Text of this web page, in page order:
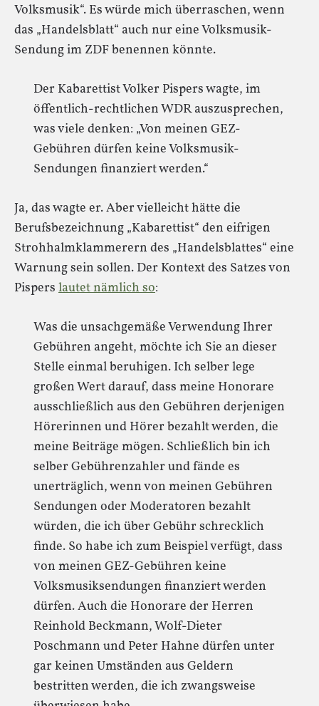
Volksmusik“. Es würde mich überraschen, wenn
das „Handelsblatt“ auch nur eine Volksmusik-
Sendung im ZDF benennen könnte.
Der Kabarettist Volker Pispers wagte, im
öffentlich-rechtlichen WDR auszusprechen,
was viele denken: „Von meinen GEZ-
Gebühren dürfen keine Volksmusik-
Sendungen finanziert werden.“
Ja, das wagte er. Aber vielleicht hätte die
Berufsbezeichnung „Kabarettist“ den eifrigen
Strohhalmklammerern des „Handelsblattes“ eine
Warnung sein sollen. Der Kontext des Satzes von
Pispers lautet nämlich so:
Was die unsachgemäße Verwendung Ihrer
Gebühren angeht, möchte ich Sie an dieser
Stelle einmal beruhigen. Ich selber lege
großen Wert darauf, dass meine Honorare
ausschließlich aus den Gebühren derjenigen
Hörerinnen und Hörer bezahlt werden, die
meine Beiträge mögen. Schließlich bin ich
selber Gebührenzahler und fände es
unerträglich, wenn von meinen Gebühren
Sendungen oder Moderatoren bezahlt
würden, die ich über Gebühr schrecklich
finde. So habe ich zum Beispiel verfügt, dass
von meinen GEZ-Gebühren keine
Volksmusiksendungen finanziert werden
dürfen. Auch die Honorare der Herren
Reinhold Beckmann, Wolf-Dieter
Poschmann und Peter Hahne dürfen unter
gar keinen Umständen aus Geldern
bestritten werden, die ich zwangsweise